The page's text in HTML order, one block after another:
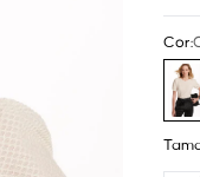
Cor: